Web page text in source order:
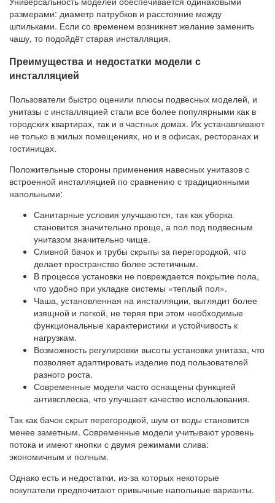
размерами: диаметр патрубков и расстояние между
шпильками. Если со временем возникнет желание заменить
чашу, то подойдёт старая инсталляция.
Преимущества и недостатки модели с
инсталляцией
Пользователи быстро оценили плюсы подвесных моделей, и
унитазы с инсталляцией стали все более популярными как в
городских квартирах, так и в частных домах. Их устанавливают
не только в жилых помещениях, но и в офисах, ресторанах и
гостиницах.
Положительные стороны применения навесных унитазов с
встроенной инсталляцией по сравнению с традиционными
напольными:
Санитарные условия улучшаются, так как уборка
становится значительно проще, а пол под подвесным
унитазом значительно чище.
Сливной бачок и трубы скрыты за перегородкой, что
делает пространство более эстетичным.
В процессе установки не повреждается покрытие пола,
что удобно при укладке системы «теплый пол».
Чаша, установленная на инсталляции, выглядит более
изящной и легкой, не теряя при этом необходимые
функциональные характеристики и устойчивость к
нагрузкам.
Возможность регулировки высоты установки унитаза, что
позволяет адаптировать изделие под пользователей
разного роста.
Современные модели часто оснащены функцией
антивсплеска, что улучшает качество использования.
Так как бачок скрыт перегородкой, шум от воды становится
менее заметным. Современные модели учитывают уровень
потока и имеют кнопки с двумя режимами слива:
экономичным и полным.
Однако есть и недостатки, из-за которых некоторые
покупатели предпочитают привычные напольные варианты.